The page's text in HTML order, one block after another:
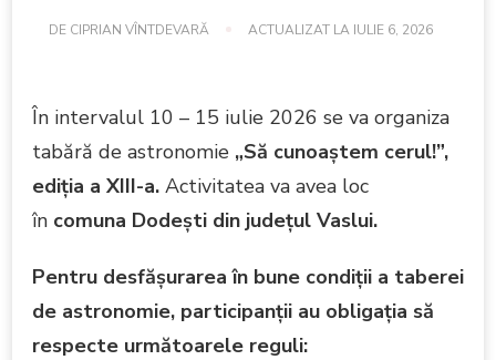
DE CIPRIAN VÎNTDEVARĂ ACTUALIZAT LA IULIE 6, 2026
În intervalul 10 – 15 iulie 2026 se va organiza
tabără de astronomie „Să cunoaştem cerul!”,
ediţia a XIII-a. Activitatea va avea loc
în comuna Dodeşti din judeţul Vaslui.
Pentru desfăşurarea în bune condiţii a taberei
de astronomie, participanţii au obligaţia să
respecte următoarele reguli: